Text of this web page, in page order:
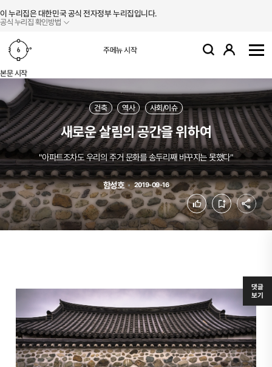
이 누리집은 대한민국 공식 전자정부 누리집입니다.
공식 누리집 확인방법
주메뉴 시작 검색 로그인
본문 시작
건축 역사 사회/이슈
새로운 살림의 공간을 위하여
"아파트조차도 우리의 주거 문화를 송두리째 바꾸지는 못했다"
함성호 2019-09-16
공유
좋아요 북마크
댓글
보기